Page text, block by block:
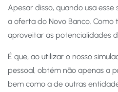
Apesar disso, quando usa
a oferta do Novo Banco. Como
aproveitar as potencialidades
É que, ao utilizar o nosso
pessoal, obtém não apenas a
bem como a de outras